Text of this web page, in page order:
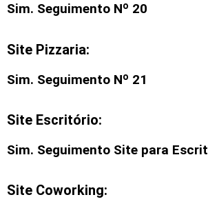
Sim. Seguimento Nº 20
Site Pizzaria:
Sim. Seguimento Nº 21
Site Escritório:
Sim. Seguimento Site para
Site Coworking: